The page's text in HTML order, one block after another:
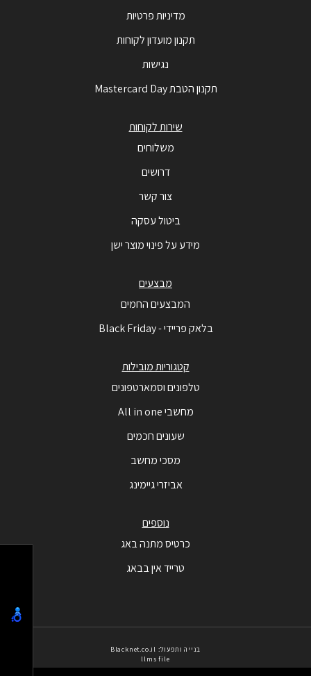
מדיניות פרטיות
תקנון מועדון לקוחות
נגישות
תקנון הטבת Mastercard Day
שירות לקוחות
משלוחים
דרושים
צור קשר
ביטול עסקה
מידע על פינוי מוצר ישן
מבצעים
המבצעים החמים
בלאק פריידי - Black Friday
קטגוריות מובילות
טלפונים וסמארטפונים
מחשבי All in one
שעונים חכמים
מסכי מחשב
אביזרי גיימינג
נוספים
כרטיס מתנה באג
טרייד אין בבאג
בנייה ותפעול: Blacknet.co.il
llms file